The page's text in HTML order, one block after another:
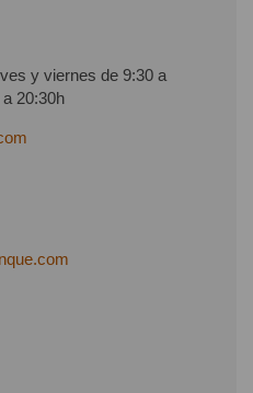
y viernes de 9:30 a
20:30h